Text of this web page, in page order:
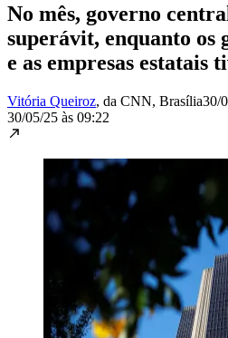
No mês, governo
superávit, enquanto os
e as empresas estatais
Vitória Queiroz, da CNN, Brasília30/
30/05/25 às 09:22